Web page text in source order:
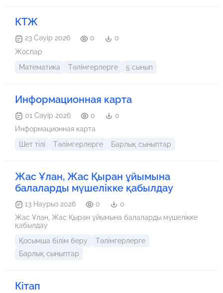
КТЖ
23 Сәуір 2026 0
0
Жоспар
Математика
Тәлімгерлерге 5 сынып
Информационная карта
01 Сәуір 2026 0
0
Информационная карта
Шет тілі
Тәлімгерлерге Барлық сыныптар
Жас Ұлан, Жас Қыран ұйымына
балаларды мүшелікке қабылдау
13 Наурыз 2026 0
0
Жас Ұлан, Жас Қыран ұйымына балаларды мүшелікке
қабылдау
Қосымша білім беру
Тәлімгерлерге
Барлық сыныптар
Кітап